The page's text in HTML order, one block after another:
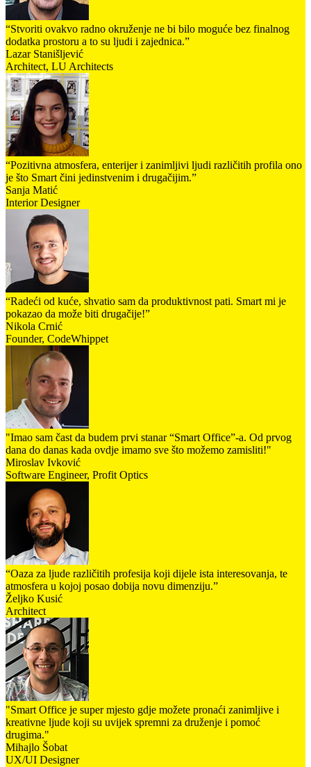
“Stvoriti ovakvo radno okruženje ne bi bilo moguće bez finalnog
dodatka prostoru a to su ljudi i zajednica.”
Lazar Stanišljević
Architect, LU Architects
“Pozitivna atmosfera, enterijer i zanimljivi ljudi različitih profila ono
je što Smart čini jedinstvenim i drugačijim.”
Sanja Matić
Interior Designer
“Radeći od kuće, shvatio sam da produktivnost pati. Smart mi je
pokazao da može biti drugačije!”
Nikola Crnić
Founder, CodeWhippet
"Imao sam čast da budem prvi stanar “Smart Office”-a. Od prvog
dana do danas kada ovdje imamo sve što možemo zamisliti!"
Miroslav Ivković
Software Engineer, Profit Optics
“Oaza za ljude različitih profesija koji dijele ista interesovanja, te
atmosfera u kojoj posao dobija novu dimenziju.”
Željko Kusić
Architect
"Smart Office je super mjesto gdje možete pronaći zanimljive i
kreativne ljude koji su uvijek spremni za druženje i pomoć
drugima."
Mihajlo Šobat
UX/UI Designer